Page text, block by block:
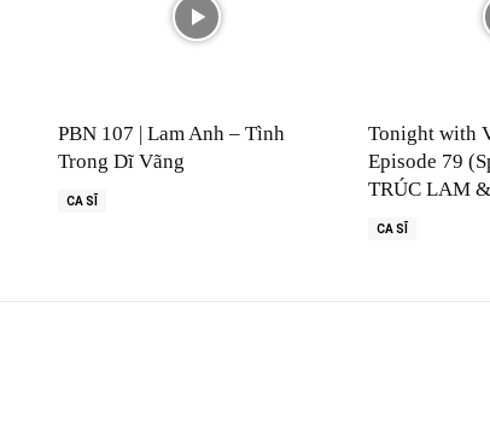
PBN 107 | Lam Anh – Tình
Trong Dĩ Vãng
CA SĨ
Tonight with
Episode 79
TRÚC LAM
CA SĨ